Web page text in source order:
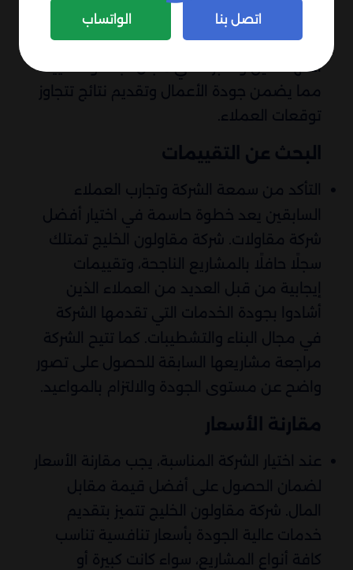
كانت فلل، قصور، أو مباني سكنية وتجارية.
الشركة توفر فريق عمل متخصص يضم أفضل
المهندسين والخبراء في مجال البناء والتشييد،
مما يضمن جودة الأعمال وتقديم نتائج تتجاوز
توقعات العملاء.
البحث عن التقييمات
التأكد من سمعة الشركة وتجارب العملاء
السابقين يعد خطوة حاسمة في اختيار أفضل
شركة مقاولات. شركة مقاولون الخليج تمتلك
سجلًا حافلًا بالمشاريع الناجحة، وتقييمات
إيجابية من قبل العديد من العملاء الذين
أشادوا بجودة الخدمات التي تقدمها الشركة
في مجال البناء والتشطيبات. كما تتيح الشركة
مراجعة مشاريعها السابقة للحصول على تصور
واضح عن مستوى الجودة والالتزام بالمواعيد.
مقارنة الأسعار
عند اختيار الشركة المناسبة، يجب مقارنة الأسعار
لضمان الحصول على أفضل قيمة مقابل
المال. شركة مقاولون الخليج تتميز بتقديم
خدمات عالية الجودة بأسعار تنافسية تناسب
كافة أنواع المشاريع، سواء كانت كبيرة أو
اتصل بنا الواتساب